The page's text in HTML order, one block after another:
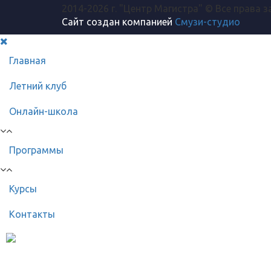
2014-2026 г. "Центр Магистра" © Все права
Сайт создан компанией Смузи-студио
Главная
Летний клуб
Онлайн-школа
Программы
Курсы
Контакты